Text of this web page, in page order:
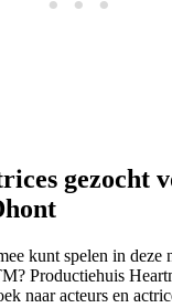
gezocht
kunt spelen in deze
Productiehuis
naar acteurs en